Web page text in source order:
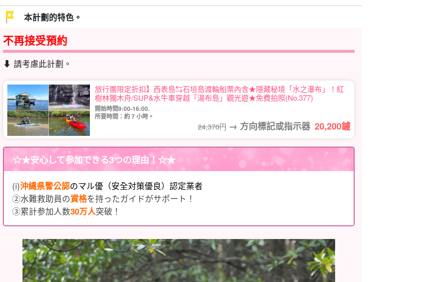
本計劃的特色。
不再接受預約
⬇︎ 請考慮此計劃。
旅行團限定折扣】西表島⇆石垣島渡輪船票內含★隱藏秘境「水之瀑布」！紅
樹林獨木舟/SUP&水牛車穿越「湯布島」觀光遊★免費拍照(No.377)
開始時間9:00-16:00.
所要時間：約 7 小時。
24,370円 → 方向標記或指示器 20,200鑢
☆★安心して参加できる3つの理由！☆★
(i)沖縄県警公認のマル優（安全対策優良）認定業者
②水難救助員の資格を持ったガイドがサポート！
③累計参加人数30万人突破！